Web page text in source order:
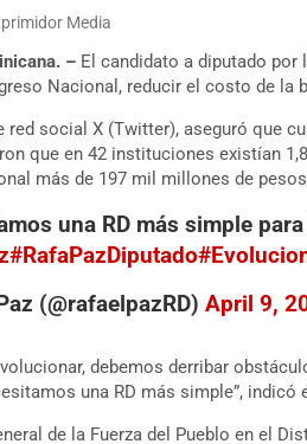
Media
– El candidato a diputado por
Nacional, reducir el costo de la
red social X (Twitter), aseguró que
que en 42 instituciones existían
más de 197 mil millones de
una RD más simple
#RafaPazDiputado
(@rafaelpazRD) April 9,
debemos derribar
una RD más simple”, indicó
de la Fuerza del Pueblo en el